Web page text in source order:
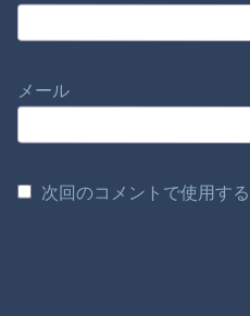
メール
次回のコメントで使用す